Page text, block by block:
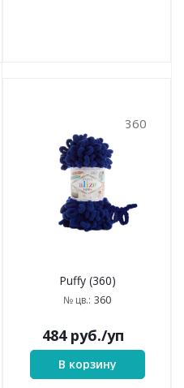
360
Puffy (360)
№ цв.: 360
484руб./уп
В корзину